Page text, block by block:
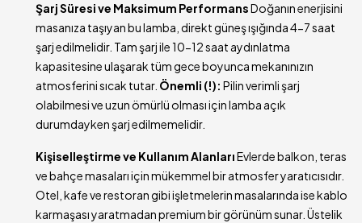
Şarj Süresi ve Maksimum PerformansDoğanın enerjisini
masanıza taşıyan bu lamba, direkt güneş ışığında 4-7 saat
şarj edilmelidir. Tam şarj ile 10-12 saat aydınlatma
kapasitesine ulaşarak tüm gece boyunca mekanınızın
atmosferini sıcak tutar. Önemli (!): Pilin verimli şarj
olabilmesi ve uzun ömürlü olması için lamba açık
durumdayken şarj edilmemelidir.
Kişiselleştirme ve Kullanım AlanlarıEvlerde balkon, teras
ve bahçe masaları için mükemmel bir atmosfer yaratıcısıdır.
Otel, kafe ve restoran gibi işletmelerin masalarında ise kablo
karmaşası yaratmadan premium bir görünüm sunar. Üstelik